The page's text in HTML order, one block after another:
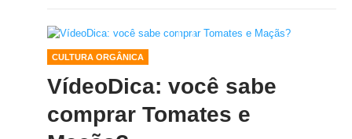
CULTURA ORGÂNICA
VídeoDica: você sabe
comprar Tomates e